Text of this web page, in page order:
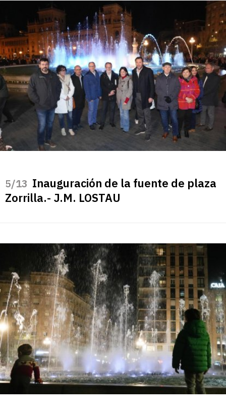
/13 Inauguración de la fuente de plaza
Zorrilla.- J.M. LOSTAU